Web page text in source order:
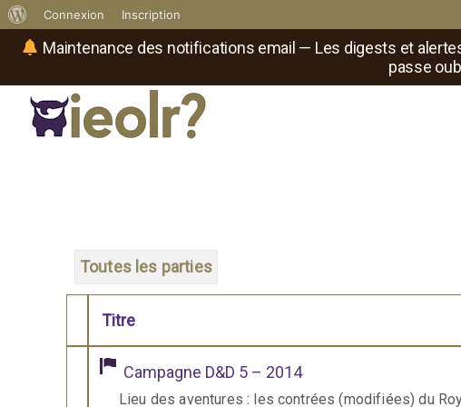
Maintenance des notifications email — Les digests et
passe
propos
WordPress
Connexion Inscription
Toutes les parties
Comporte des pièces jointes
Titre
Campagne D&D 5 – 2014
Lieu des aventures : les contrées (modifiées) du